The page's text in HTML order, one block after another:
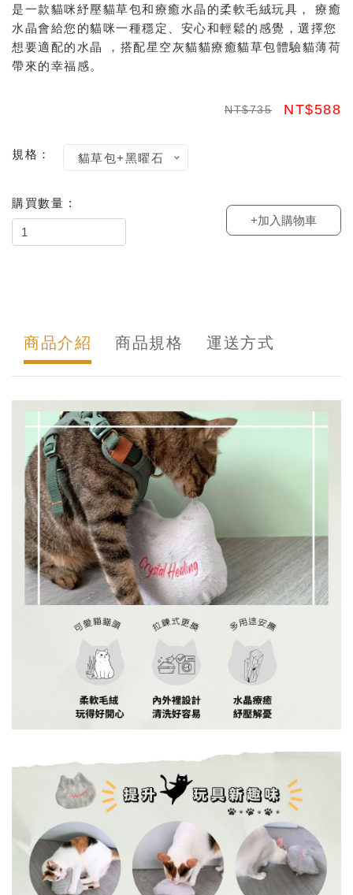
是一款貓咪紓壓貓草包和療癒水晶的柔軟毛絨玩具， 療癒
水晶會給您的貓咪一種穩定、安心和輕鬆的感覺，選擇您
想要適配的水晶 ，搭配星空灰貓貓療癒貓草包體驗貓薄荷
帶來的幸福感。
NT$735 NT$588
規格： 貓草包+黑曜石
購買數量 :
+加入購物車
商品介紹 商品規格 運送方式